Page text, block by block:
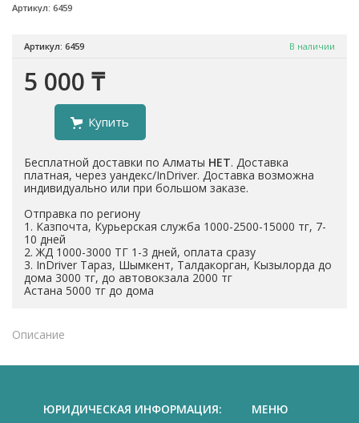
Артикул: 6459
Артикул: 6459 В наличии
5 000 ₸
Купить
Бесплатной доставки по Алматы НЕТ. Доставка
платная, через уандекс/InDriver. Доставка возможна
индивидуально или при большом заказе.
Отправка по региону
1. Казпочта, Курьерская служба 1000-2500-15000 тг, 7-
10 дней
2. ЖД 1000-3000 ТГ 1-3 дней, оплата сразу
3. InDriver Тараз, Шымкент, Талдакорган, Кызылорда до
дома 3000 тг, до автовокзала 2000 тг
Астана 5000 тг до дома
Описание
ЮРИДИЧЕСКАЯ ИНФОРМАЦИЯ: МЕНЮ